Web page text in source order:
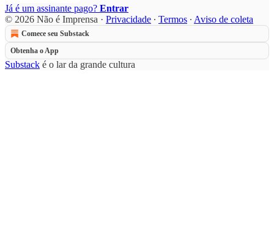
Já é um assinante pago? Entrar
© 2026 Não é Imprensa · Privacidade ∙ Termos ∙ Aviso de coleta
Comece seu Substack
Obtenha o App
Substack é o lar da grande cultura